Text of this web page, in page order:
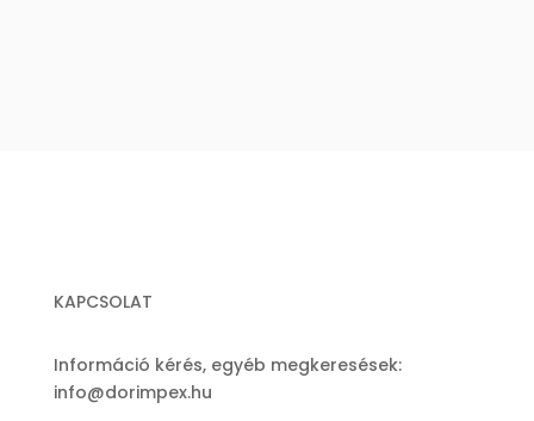
KAPCSOLAT
Információ kérés, egyéb megkeresések:
info@dorimpex.hu